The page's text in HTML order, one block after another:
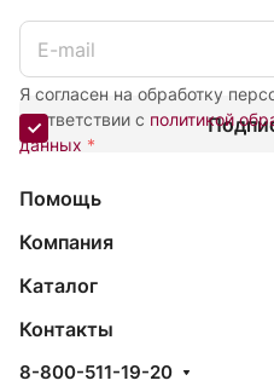
Я согласен на обработку
соответствии с политикой
данных *
Помощь
Компания
Каталог
Контакты
8-800-511-19-20